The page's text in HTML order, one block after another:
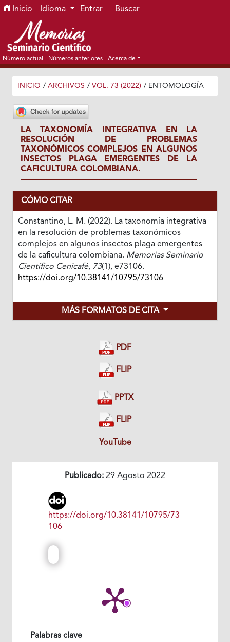
Ir al menú de navegación principal
Ir al contenido principal
Ir al pie de página del sitio
Inicio Idioma Entrar Buscar
Número actual Números anteriores Acerca de
INICIO / ARCHIVOS / VOL. 73 (2022) / ENTOMOLOGÍA
LA TAXONOMÍA INTEGRATIVA EN LA
RESOLUCIÓN DE PROBLEMAS
TAXONÓMICOS COMPLEJOS EN ALGUNOS
INSECTOS PLAGA EMERGENTES DE LA
CAFICULTURA COLOMBIANA.
CÓMO CITAR
Constantino, L. M. (2022). La taxonomía integrativa
en la resolución de problemas taxonómicos
complejos en algunos insectos plaga emergentes
de la caficultura colombiana. Memorias Seminario
Científico Cenicafé, 73(1), e73106.
https://doi.org/10.38141/10795/73106
MÁS FORMATOS DE CITA
PDF
FLIP
PPTX
FLIP
YouTube
Publicado: 29 Agosto 2022
https://doi.org/10.38141/10795/73
106
Palabras clave